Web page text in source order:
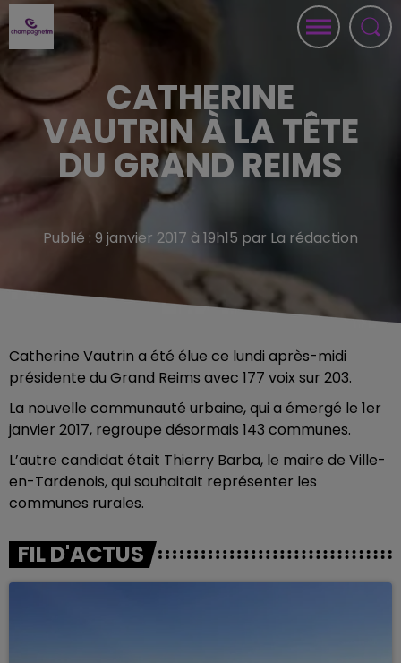
CATHERINE
VAUTRIN À LA TÊTE
DU GRAND REIMS
Publié : 9 janvier 2017 à 19h15 par La rédaction
Catherine Vautrin a été élue ce lundi après-midi
présidente du Grand Reims avec 177 voix sur 203.
La nouvelle communauté urbaine, qui a émergé le 1er
janvier 2017, regroupe désormais 143 communes.
L’autre candidat était Thierry Barba, le maire de Ville-
en-Tardenois, qui souhaitait représenter les
communes rurales.
FIL D'ACTUS